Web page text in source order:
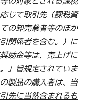
じて取引先（課税資
の卸売業者等のほか
関係者を含む。）に
励金等は、売上げに
」旨規定されていま
製品の購入者は、当
先に当然含まれるも